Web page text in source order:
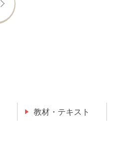
教材・テキスト